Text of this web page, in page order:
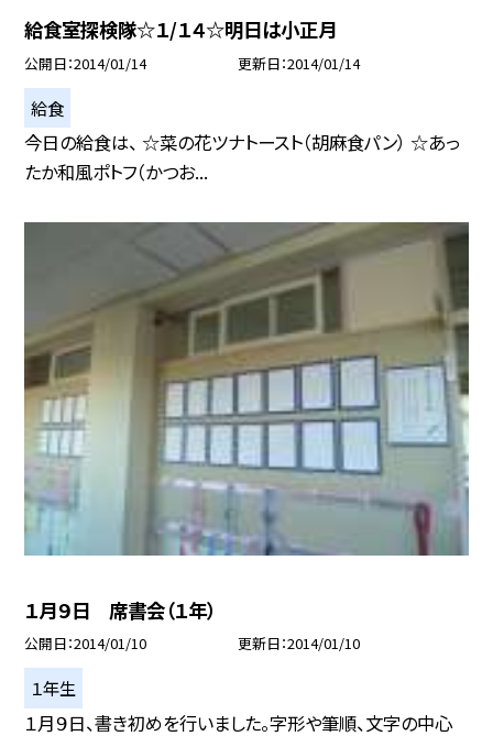
給食室探検隊☆１/１４☆明日は小正月
公開日 2014/01/14 更新日 2014/01/14
給食
今日の給食は、 ☆菜の花ツナトースト（胡麻食パン） ☆あっ
たか和風ポトフ（かつお...
１月９日 席書会（１年）
公開日 2014/01/10 更新日 2014/01/10
１年生
１月９日、書き初めを行いました。字形や筆順、文字の中心